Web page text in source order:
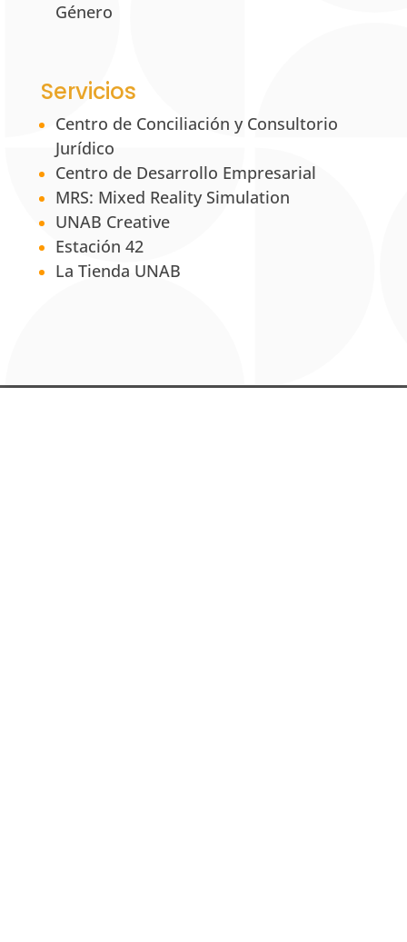
Género
Servicios
Centro de Conciliación y Consultorio
Jurídico
Centro de Desarrollo Empresarial
MRS: Mixed Reality Simulation
UNAB Creative
Estación 42
La Tienda UNAB